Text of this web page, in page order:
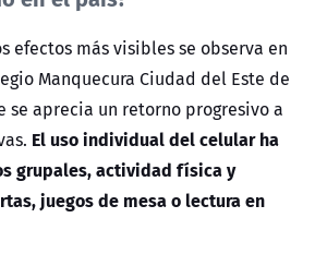
efectos más visibles se observa en
Manquecura Ciudad del Este de
se aprecia un retorno progresivo a
El uso individual del celular ha
grupales, actividad física y
juegos de mesa o lectura en